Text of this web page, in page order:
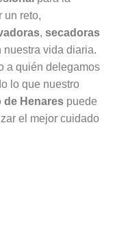
un reto,
, secadoras
nuestra vida diaria.
a quién delegamos
lo que nuestro
de Henares puede
el mejor cuidado